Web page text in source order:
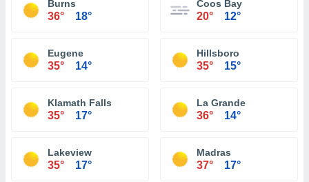
Burns
36° 18°
Coos Bay
20° 12°
Eugene
35° 14°
Hillsboro
35° 15°
Klamath Falls
35° 17°
La Grande
36° 14°
Lakeview
35° 17°
Madras
37° 17°